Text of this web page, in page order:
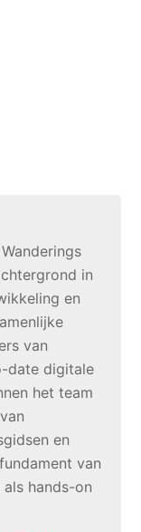
in
en
van
date digitale
het team
en
van
hands-on